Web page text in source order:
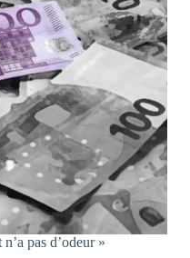
pas d’odeur »